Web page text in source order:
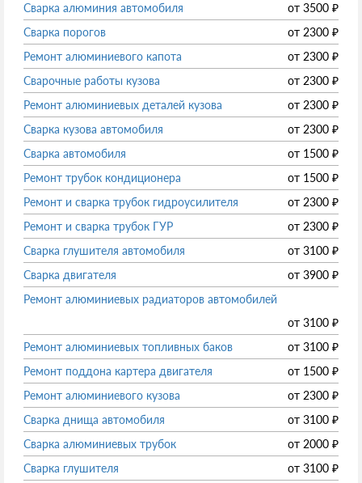
Сварка алюминия автомобиля
от 3500 ₽
Сварка порогов
от 2300 ₽
Ремонт алюминиевого капота
от 2300 ₽
Сварочные работы кузова
от 2300 ₽
Ремонт алюминиевых деталей кузова
от 2300 ₽
Сварка кузова автомобиля
от 2300 ₽
Сварка автомобиля
от 1500 ₽
Ремонт трубок кондиционера
от 1500 ₽
Ремонт и сварка трубок гидроусилителя
от 2300 ₽
Ремонт и сварка трубок ГУР
от 2300 ₽
Сварка глушителя автомобиля
от 3100 ₽
Сварка двигателя
от 3900 ₽
Ремонт алюминиевых радиаторов автомобилей
от 3100 ₽
Ремонт алюминиевых топливных баков
от 3100 ₽
Ремонт поддона картера двигателя
от 1500 ₽
Ремонт алюминиевого кузова
от 2300 ₽
Сварка днища автомобиля
от 3100 ₽
Сварка алюминиевых трубок
от 2000 ₽
Сварка глушителя
от 3100 ₽